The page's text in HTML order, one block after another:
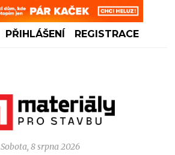
PŘIHLÁŠENÍ REGISTRACE
Sobota, 8 srpna 2026